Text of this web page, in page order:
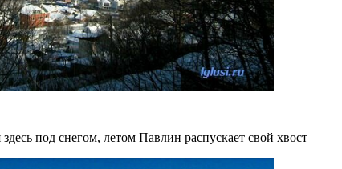
под снегом, летом Павлин распускает свой хвост